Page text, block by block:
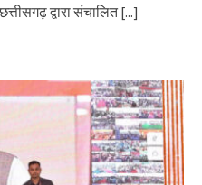
द्वारा संचालित[...]